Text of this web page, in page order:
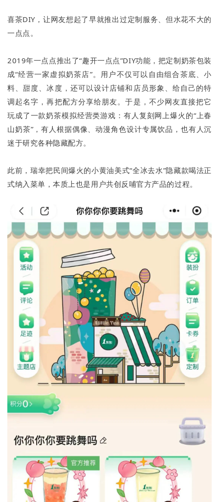
喜茶DIY，让网友想起了早就推出过定制服务、但水花不大的
一点点。
2019年一点点推出了“趣开一点点”DIY功能，把定制奶茶包装
成“经营一家虚拟奶茶店”。用户不仅可以自由组合茶底、小
料、甜度、冰度，还可以设计店铺和店员形象、给自己的特
调起名字，再把配方分享给朋友。于是，不少网友直接把它
玩成了一款奶茶模拟经营类游戏：有人复刻网上爆火的“上春
山奶茶”，有人根据偶像、动漫角色设计专属饮品，也有人沉
迷于研究各种隐藏配方。
此前，瑞幸把民间爆火的小黄油美式“全冰去水”隐藏款喝法正
式纳入菜单，本质上也是用户共创反哺官方产品的过程。